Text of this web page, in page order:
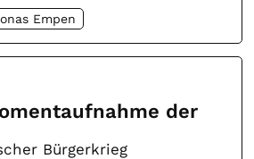
Empen
der
Bürgerkrieg